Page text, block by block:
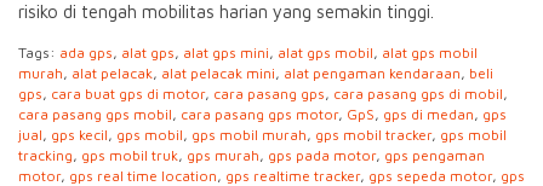
risiko di tengah mobilitas harian yang semakin tinggi.
Tags: ada gps, alat gps, alat gps mini, alat gps mobil, alat gps mobil
murah, alat pelacak, alat pelacak mini, alat pengaman kendaraan, beli
gps, cara buat gps di motor, cara pasang gps, cara pasang gps di mobil,
cara pasang gps mobil, cara pasang gps motor, GpS, gps di medan, gps
jual, gps kecil, gps mobil, gps mobil murah, gps mobil tracker, gps mobil
tracking, gps mobil truk, gps murah, gps pada motor, gps pengaman
motor, gps real time location, gps realtime tracker, gps sepeda motor, gps